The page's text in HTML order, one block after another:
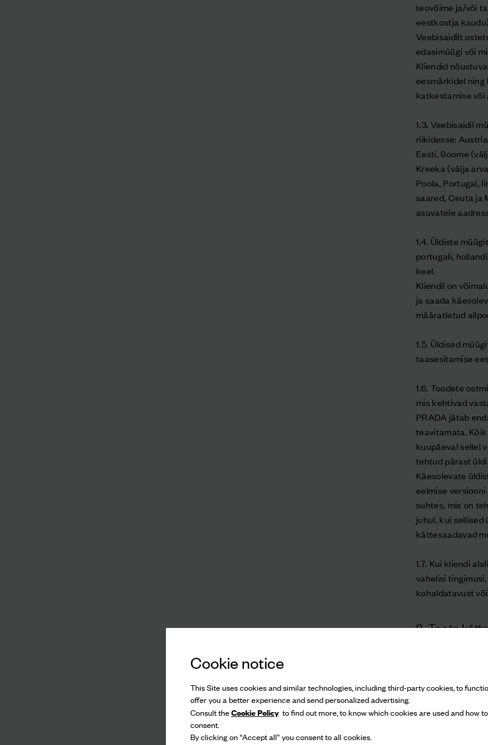
Cookie notice
This Site uses cookies and similar technologies, including third-party cookies, to
offer you a better experience and send personalized advertising.
Consult theCookie Policy to find out more, to know which cookies are used and how
consent.
By clicking on “Accept all” you consent to all cookies.
teovõime ja/või
eestkostja
Veebisaidilt
edasimüügi või
Kliendid
eesmärkidel
katkestamise või
1.3. Veebisaidil
riikidesse:
Eesti, Soome
Kreeka (välja
Poola, Portugal,
saared, Ceuta ja
asuvatele
1.4. Üldiste
portugali,
keel.
Kliendil on
ja saada
määratletud
1.5. Üldised
taasesitamise
1.6. Toodete
mis kehtivad
PRADA jätab
teavitamata.
kuupäeval sellel
tehtud pärast
Käesolevate
eelmise
suhtes, mis on
juhul, kui
kättesaadavad
1.7. Kui kliendi
vahelisi
kohaldatavust
2. Toote
2.1. Klient
on piiratud ja ta
ajakohane
2.2. Aeg-ajalt
teavitab